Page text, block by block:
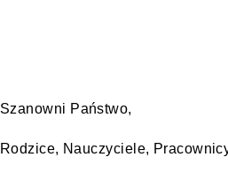
Szanowni Państwo,
Rodzice, Nauczyciele,